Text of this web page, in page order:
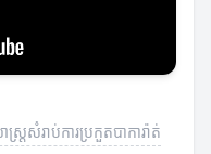
សំរាប់ការប្រកួតបាការ៉ាត់